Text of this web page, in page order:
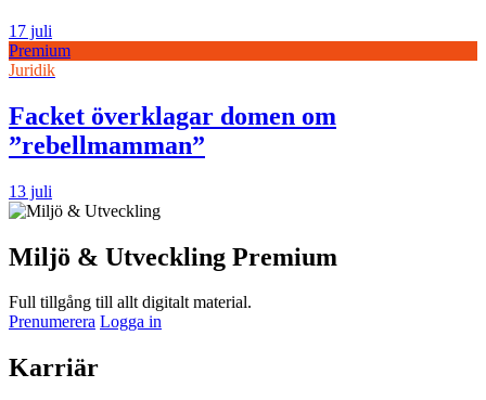
17 juli
Premium
Juridik
Facket överklagar domen om
”rebellmamman”
13 juli
Miljö & Utveckling Premium
Full tillgång till allt digitalt material.
Prenumerera Logga in
Karriär